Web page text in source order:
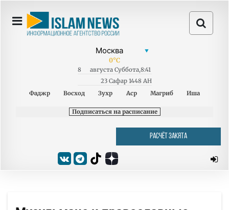
0°C
8 августа Суббота,8:41
23 Сафар 1448 AH
Фаджр
Восход Зухр Аср Магриб Иша
Подписаться на расписание
РАСЧЁТ ЗАКЯТА